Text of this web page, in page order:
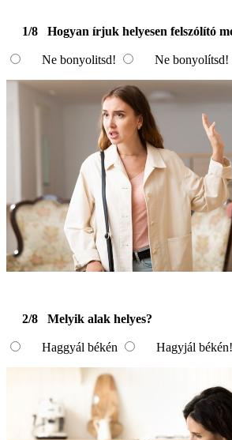
1/8 Hogyan írjuk helyesen felszólító
Ne bonyolitsd! Ne bonyolítsd!
2/8 Melyik alak helyes?
Haggyál békén Hagyjál békén!